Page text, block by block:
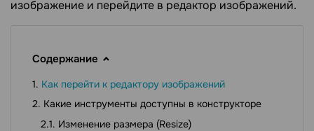
изображение и перейдите в редактор изображений.
Содержание
Как перейти к редактору изображений
Какие инструменты доступны в конструкторе
Изменение размера (Resize)